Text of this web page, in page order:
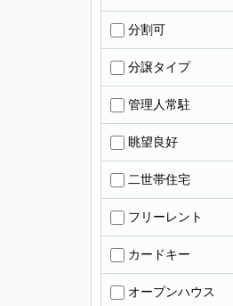
分割可
分譲タイプ
管理人常駐
眺望良好
二世帯住宅
フリーレント
カードキー
オープンハウス